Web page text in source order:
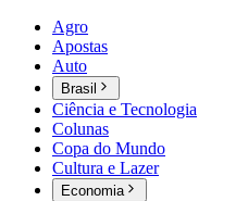
Agro
Apostas
Auto
Brasil
Ciência e Tecnologia
Colunas
Copa do Mundo
Cultura e Lazer
Economia